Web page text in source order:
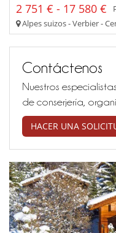
2 751 € - 17 580 €
Alpes suizos - Verbier -
Contáctenos
Nuestros
de conserjería,
HACER UNA